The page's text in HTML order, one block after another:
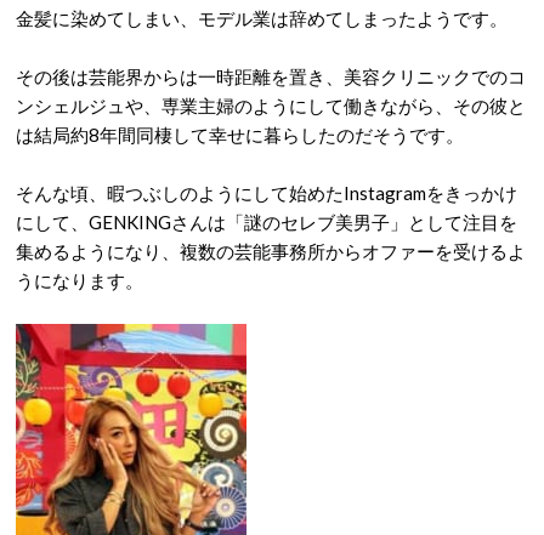
金髪に染めてしまい、モデル業は辞めてしまったようです。
その後は芸能界からは一時距離を置き、美容クリニックでのコ
ンシェルジュや、専業主婦のようにして働きながら、その彼と
は結局約8年間同棲して幸せに暮らしたのだそうです。
そんな頃、暇つぶしのようにして始めたInstagramをきっかけ
にして、GENKINGさんは「謎のセレブ美男子」として注目を
集めるようになり、複数の芸能事務所からオファーを受けるよ
うになります。